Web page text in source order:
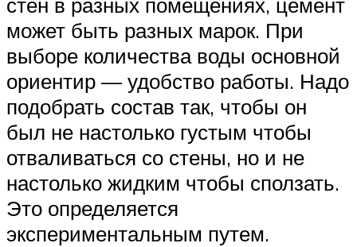
может быть разных марок. При
выборе количества воды основной
ориентир — удобство работы. Надо
подобрать состав так, чтобы он
был не настолько густым чтобы
отваливаться со стены, но и не
настолько жидким чтобы сползать.
Это определяется
экспериментальным путем.